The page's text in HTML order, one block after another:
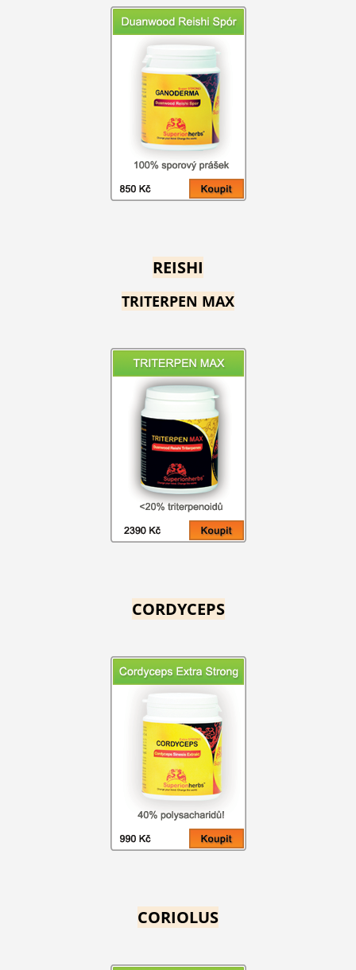
REISHI
TRITERPEN MAX
CORDYCEPS
CORIOLUS